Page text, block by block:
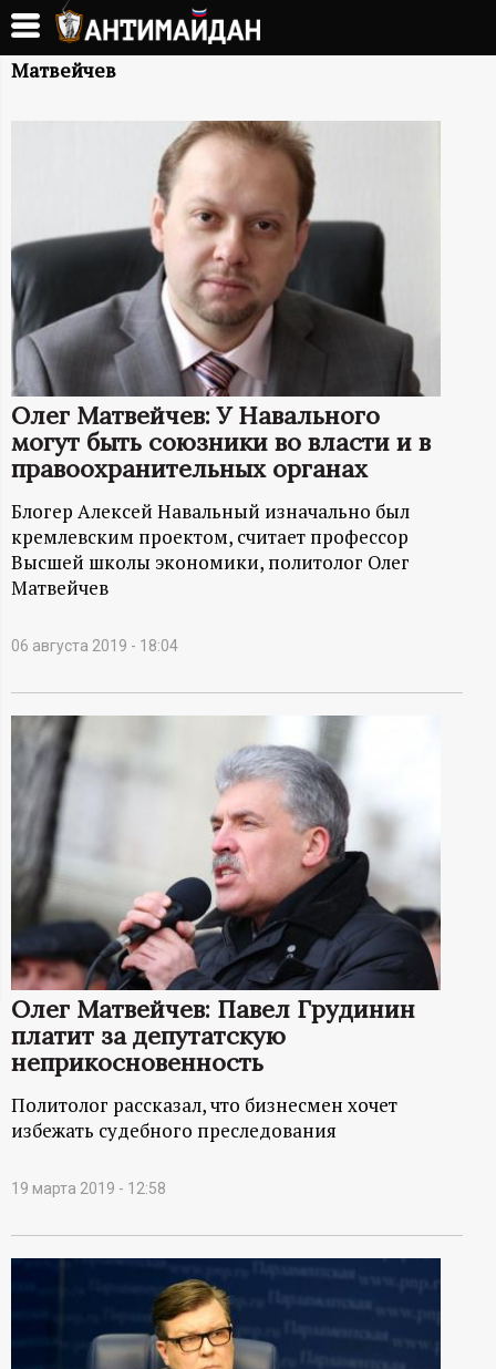
Перейти
основному
А
И
М
А
Й
Д
А
Н
-
и
н
ф
о
р
м
а
ц
и
о
н
н
Матвейчев
Олег Матвейчев: У Навального
могут быть союзники во власти и в
правоохранительных органах
Блогер Алексей Навальный изначально был
кремлевским проектом, считает профессор
Высшей школы экономики, политолог Олег
Матвейчев
06 августа 2019 - 18:04
Олег Матвейчев: Павел Грудинин
платит за депутатскую
неприкосновенность
Политолог рассказал, что бизнесмен хочет
избежать судебного преследования
19 марта 2019 - 12:58